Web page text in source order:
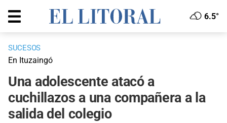
6.5°
SUCESOS
En Ituzaingó
Una adolescente atacó a
cuchillazos a una compañera a la
salida del colegio